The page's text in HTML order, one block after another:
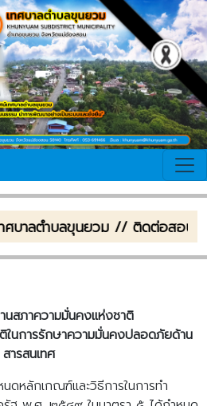
ลตำบลขุนยวม // ติดต่อสอบถาม
นสภาความมั่นคงแห่งชาติ
ในการรักษาความมั่นคงปลอดภัยด้าน
สารสนเทศ
หลักเกณฑ์และวิธีการในการทำ